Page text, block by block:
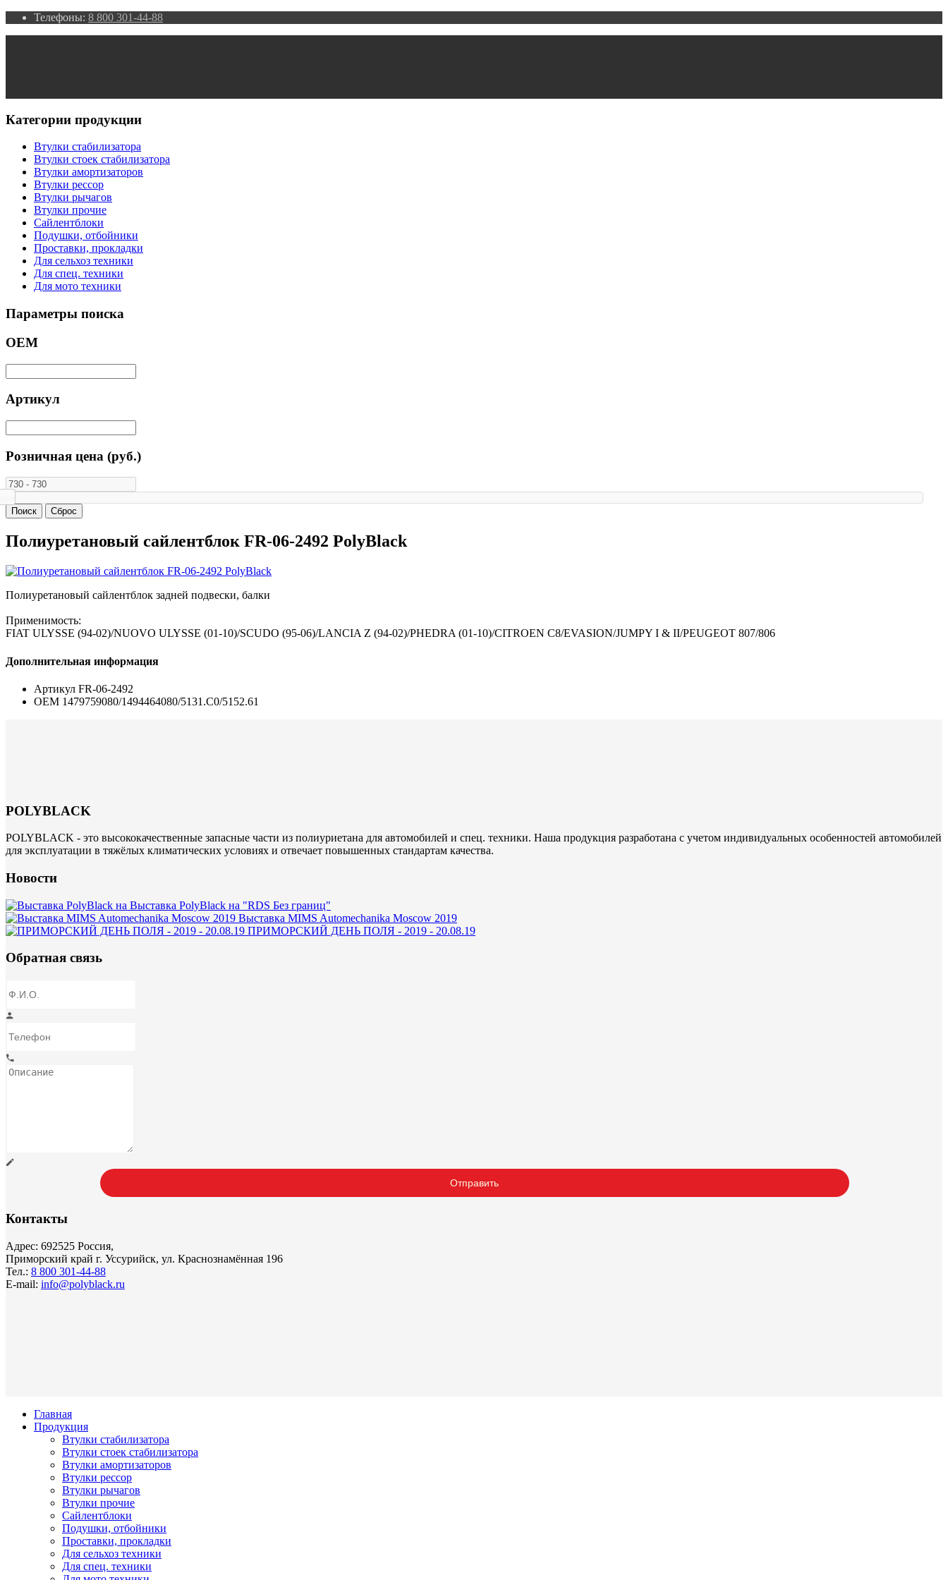
Телефоны: 8 800 301-44-88
Категории продукции
Втулки стабилизатора
Втулки стоек стабилизатора
Втулки амортизаторов
Втулки рессор
Втулки рычагов
Втулки прочие
Сайлентблоки
Подушки, отбойники
Проставки, прокладки
Для сельхоз техники
Для спец. техники
Для мото техники
Параметры поиска
ОЕМ
Артикул
Розничная цена (руб.)
Полиуретановый сайлентблок FR-06-2492 PolyBlack
Полиуретановый сайлентблок задней подвески, балки
Применимость:
FIAT ULYSSE (94-02)/NUOVO ULYSSE (01-10)/SCUDO (95-06)/LANCIA Z (94-02)/PHEDRA (01-10)/CITROEN C8/EVASION/JUMPY I & II/PEUGEOT 807/806
Дополнительная информация
Артикул FR-06-2492
ОЕМ 1479759080/1494464080/5131.C0/5152.61
POLYBLACK
POLYBLACK - это высококачественные запасные части из полиуриетана для автомобилей и спец. техники. Наша продукция разработана с учетом индивидуальных особенностей автомобилей
для эксплуатации в тяжёлых климатических условиях и отвечает повышенных стандартам качества.
Новости
Выставка PolyBlack на "RDS Без границ"
Выставка MIMS Automechanika Moscow 2019
ПРИМОРСКИЙ ДЕНЬ ПОЛЯ - 2019 - 20.08.19
Обратная связь
Контакты
Адрес: 692525 Россия,
Приморский край г. Уссурийск, ул. Краснознамённая 196
Тел.: 8 800 301-44-88
E-mail: info@polyblack.ru
Главная
Продукция
Втулки стабилизатора
Втулки стоек стабилизатора
Втулки амортизаторов
Втулки рессор
Втулки рычагов
Втулки прочие
Сайлентблоки
Подушки, отбойники
Проставки, прокладки
Для сельхоз техники
Для спец. техники